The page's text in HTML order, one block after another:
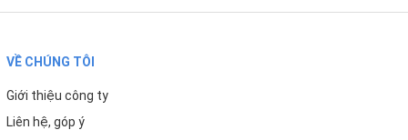
THIẾT KẾ CHẮC CHẮN - ĐỘ BỀN CAO
dụng có độ bền cao, chịu áp lực nước tốt và hạn chế nứt
vỡ trong quá trình sử dụng lâu dài.
Thiết kế tiêu chuẩn:
VỀ CHÚNG TÔI
Giới thiệu công ty
Liên hệ, góp ý